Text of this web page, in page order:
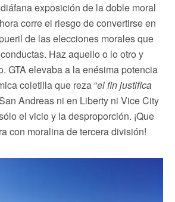
exposición de la doble moral
corre el riesgo de convertirse en
de las elecciones morales que
Haz aquello o lo otro y
GTA elevaba a la enésima potencia
coletilla que reza “el fin justifica
Andreas ni en Liberty ni Vice City
el vicio y la desproporción. ¡Que
con moralina de tercera división!